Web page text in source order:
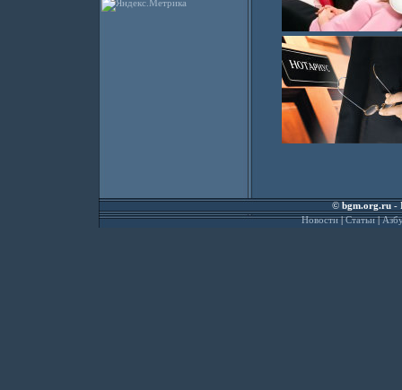
©bgm.org.ru-
Новости|Статьи|